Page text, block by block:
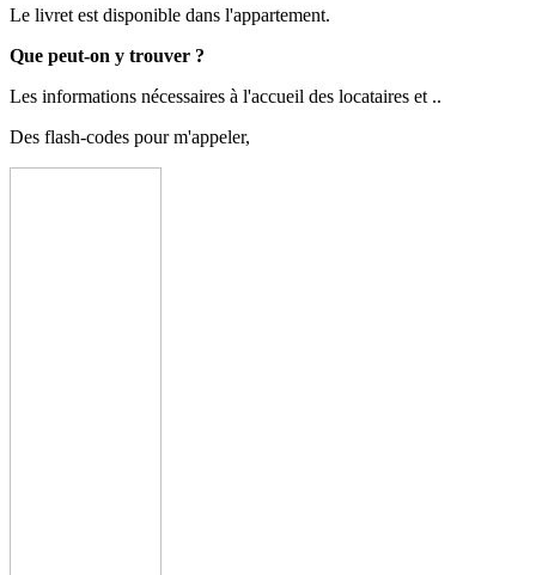
Le livret est disponible dans l'appartement.
Que peut-on y trouver ?
Les informations nécessaires à l'accueil des locataires et ..
Des flash-codes pour m'appeler,